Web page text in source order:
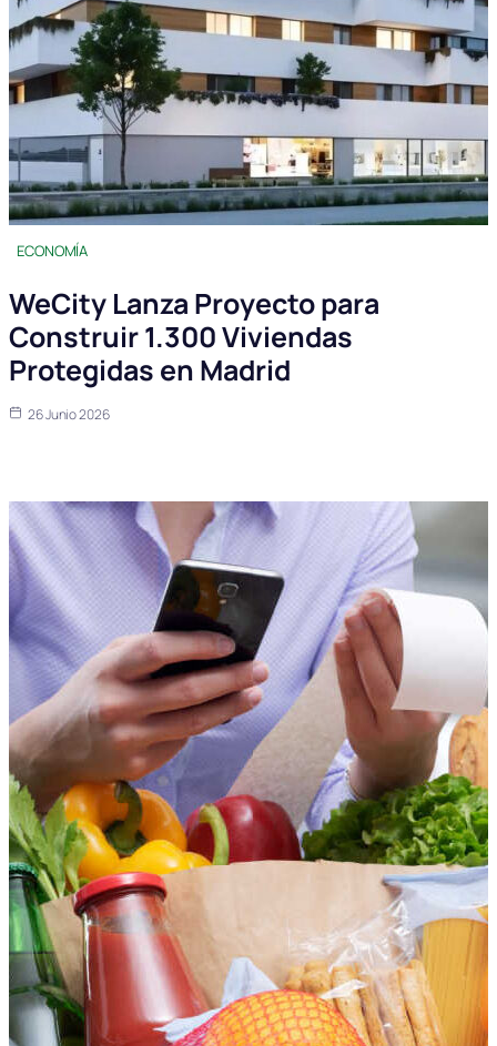
ECONOMÍA
WeCity Lanza Proyecto para
Construir 1.300 Viviendas
Protegidas en Madrid
26 Junio 2026